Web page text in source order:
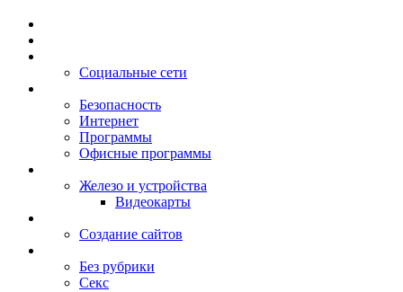
Социальные сети
Безопасность
Интернет
Программы
Офисные программы
Железо и устройства
Видеокарты
Создание сайтов
Без рубрики
Секс